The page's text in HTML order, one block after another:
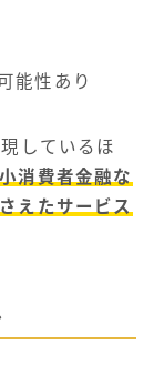
能性あり
しているほ
消費者金融な
えたサービス